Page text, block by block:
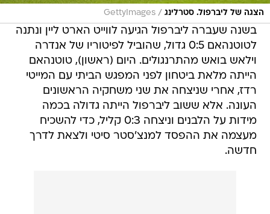
הצגה של ליברפול. סטרלינג /
GettyImages
בשנה שעברה ליברפול הגיעה לווייט הארט ליין ונתנה
לטוטנהאם 0:5 גדול, שהוביל לפיטוריו של אנדרה
וילאש בואש מהתרנגולים. היום (ראשון), טוטנהאם
הייתה מלאת ביטחון לפני המפגש הביתי עם המייטי
רדז, אחרי שניצחה את שני משחקיה הראשונים
העונה. אלא ששוב ליברפול הייתה גדולה בכמה
מידות על הלבנים וניצחה 0:3 קליל, כדי להשכיח
מעצמה את ההפסד למנצ'סטר סיטי ולצאת לדרך
חדשה.